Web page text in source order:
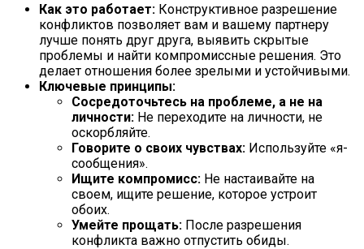
Как это работает: Конструктивное разрешение
конфликтов позволяет вам и вашему партнеру
лучше понять друг друга, выявить скрытые
проблемы и найти компромиссные решения. Это
делает отношения более зрелыми и устойчивыми.
Ключевые принципы:
Сосредоточьтесь на проблеме, а не на
личности: Не переходите на личности, не
оскорбляйте.
Говорите о своих чувствах: Используйте «я-
сообщения».
Ищите компромисс: Не настаивайте на
своем, ищите решение, которое устроит
обоих.
Умейте прощать: После разрешения
конфликта важно отпустить обиды.